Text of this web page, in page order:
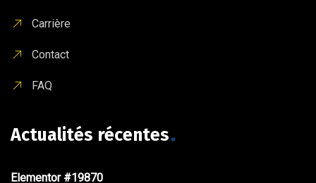
Carrière
Contact
FAQ
Actualités récentes
Elementor #19870